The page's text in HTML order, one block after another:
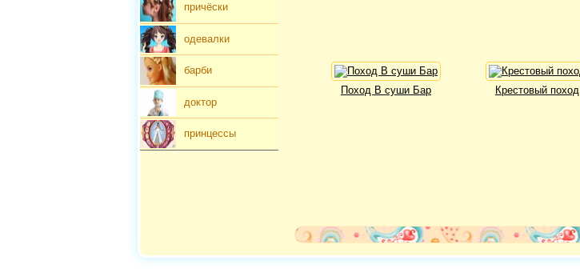
Поход В суши Бар Крестовый поход
причёски
одевалки
барби
доктор
принцессы